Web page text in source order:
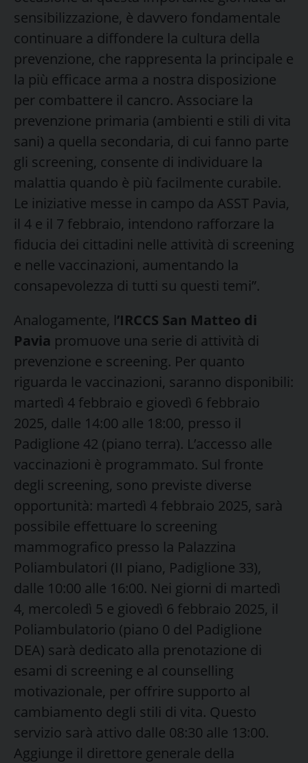
sensibilizzazione, è davvero fondamentale
continuare a diffondere la cultura della
prevenzione, che rappresenta la principale e
la più efficace arma a nostra disposizione
per combattere il cancro. Associare la
prevenzione primaria (ambienti e stili di vita
sani) a quella secondaria, di cui fanno parte
gli screening, consente di individuare la
malattia quando è più facilmente curabile.
Le iniziative messe in campo da ASST Pavia,
il 4 e il 7 febbraio, intendono rafforzare la
fiducia dei cittadini nelle attività di screening
e nelle vaccinazioni, aumentando la
consapevolezza di tutti su questi temi”.
Analogamente, l’IRCCS San Matteo di
Pavia promuove una serie di attività di
prevenzione e screening. Per quanto
riguarda le vaccinazioni, saranno disponibili:
martedì 4 febbraio e giovedì 6 febbraio
2025, dalle 14:00 alle 18:00, presso il
Padiglione 42 (piano terra). L’accesso alle
vaccinazioni è programmato. Sul fronte
degli screening, sono previste diverse
opportunità: martedì 4 febbraio 2025, sarà
possibile effettuare lo screening
mammografico presso la Palazzina
Poliambulatori (II piano, Padiglione 33),
dalle 10:00 alle 16:00. Nei giorni di martedì
4, mercoledì 5 e giovedì 6 febbraio 2025, il
Poliambulatorio (piano 0 del Padiglione
DEA) sarà dedicato alla prenotazione di
esami di screening e al counselling
motivazionale, per offrire supporto al
cambiamento degli stili di vita. Questo
servizio sarà attivo dalle 08:30 alle 13:00.
Aggiunge il direttore generale della